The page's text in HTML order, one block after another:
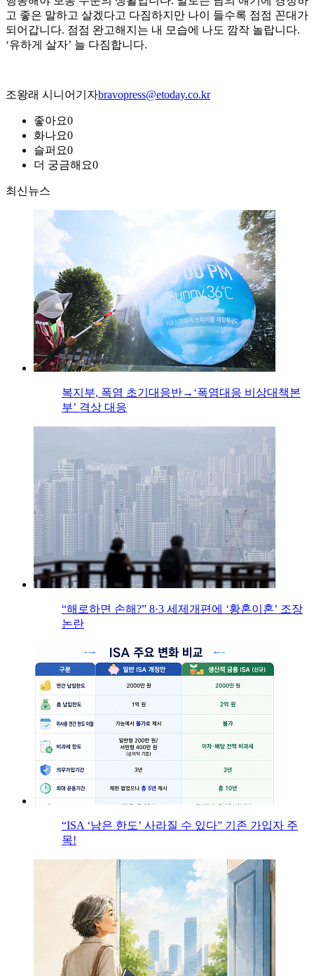
고 좋은 말하고 살겠다고 다짐하지만 나이 들수록 점점 꼰대가
되어갑니다. 점점 완고해지는 내 모습에 나도 깜작 놀랍니다.
‘유하게 살자’ 늘 다짐합니다.
조왕래 시니어기자bravopress@etoday.co.kr
좋아요0
화나요0
슬퍼요0
더 궁금해요0
최신뉴스
복지부, 폭염 초기대응반→‘폭염대응 비상대책본
부’ 격상 대응
“해로하면 손해?” 8·3 세제개편에 ‘황혼이혼’ 조장
논란
“ISA ‘남은 한도’ 사라질 수 있다” 기존 가입자 주
목!